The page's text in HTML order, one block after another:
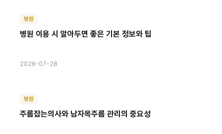
병원
병원 이용 시 알아두면 좋은 기본 정보와 팁
2026-07-28
병원
주름잡는의사와 남자목주름 관리의 중요성